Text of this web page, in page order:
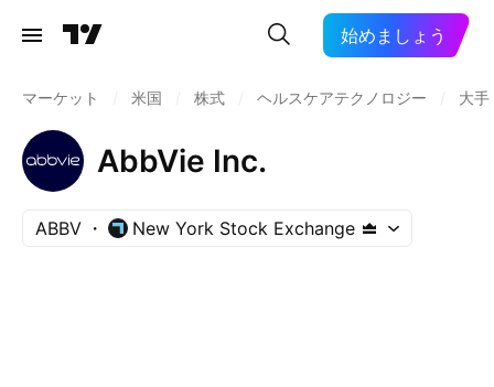
始めましょう
マーケット 米国 株式 ヘルスケアテクノロジー 大手
AbbVie Inc.
ABBV New York Stock Exchange